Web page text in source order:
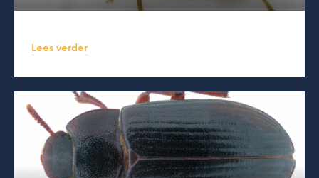
Lees verder